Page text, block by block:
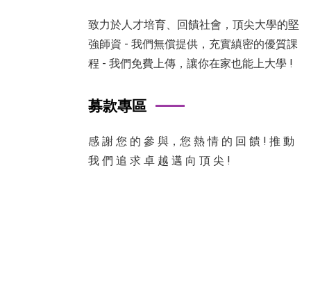
致力於人才培育、回饋社會，頂尖大學的堅
強師資 - 我們無償提供，充實縝密的優質課
程 - 我們免費上傳，讓你在家也能上大學 !
募款專區
感 謝 您 的 參 與，您 熱 情 的 回 饋 ! 推 動
我 們 追 求 卓 越 邁 向 頂 尖 !